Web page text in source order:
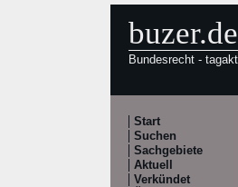
buzer.de
Bundesrecht -
Start
Suchen
Sachgebiete
Aktuell
Verkündet